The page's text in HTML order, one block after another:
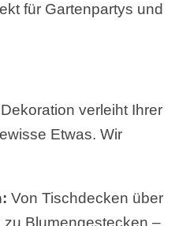
für Gartenpartys und
verleiht Ihrer
Etwas. Wir
Von Tischdecken über
zu Blumengestecken –